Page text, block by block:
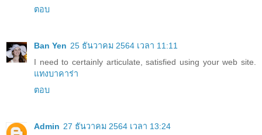
ตอบ
Ban Yen 25 ธันวาคม 2564 เวลา 11:11
I need to certainly articulate, satisfied using your web site.
แทงบาคาร่า
ตอบ
Admin 27 ธันวาคม 2564 เวลา 13:24